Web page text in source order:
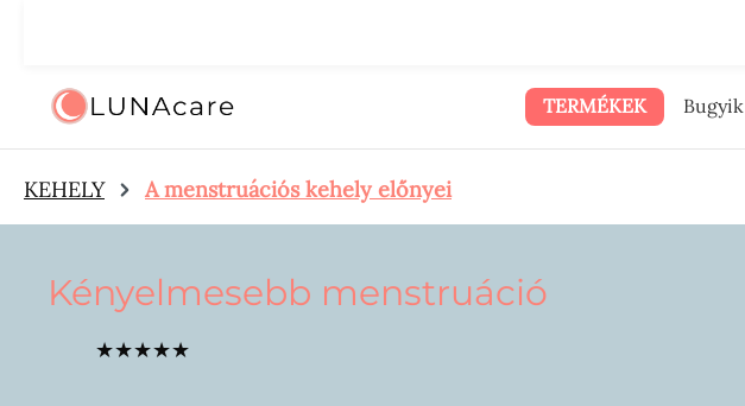
TERMÉKEK Bugyik
KEHELY A menstruációs kehely előnyei
Kényelmesebb menstruáció
★★★★★